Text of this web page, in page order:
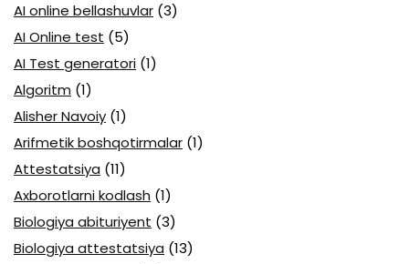
AI online bellashuvlar (3)
AI Online test (5)
AI Test generatori (1)
Algoritm (1)
Alisher Navoiy (1)
Arifmetik boshqotirmalar (1)
Attestatsiya (11)
Axborotlarni kodlash (1)
Biologiya abituriyent (3)
Biologiya attestatsiya (13)